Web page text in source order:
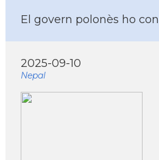
El govern polonès ho
2025-09-10
Nepal